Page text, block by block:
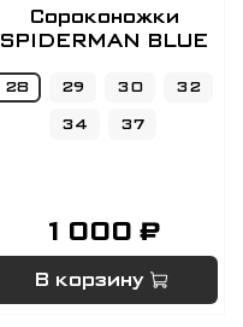
Сороконожки
SPIDERMAN BLUE
28 29 30
32
34
37
1 000 ₽
В корзину